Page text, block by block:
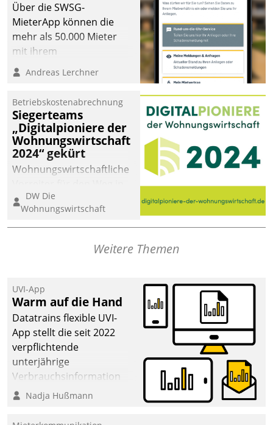
Über die SWSG-
MieterApp können die
mehr als 50.000 Mieter
mit ihrem
Wohnungsunternehmen
kommunizieren, auf dem
einsehen und ändern
oder
Schadensmeldungen
abgeben – rund um die
Uhr.
Andreas Lerchner
Betriebskostenabrechnung
Siegerteams
„Digitalpioniere der
Wohnungswirtschaft
2024“ gekürt
Wohnungswirtschaftliche
eine digitale Zukunft zu
finden, ist das Ziel des
Awards „Digitalpioniere
Wohnungswirtschaft“.
dafür ein Team
bestehend aus
Wohnungsunternehmen
und PropTech.
DW Die
Wohnungswirtschaft
Weitere Themen
UVI-App
Warm auf die Hand
Datatrains flexible UVI-
App stellt die seit 2022
verpflichtende
unterjährige
Verbrauchsinformation
schnell, zuverlässig und
Die monatlichen
Nadja Hußmann